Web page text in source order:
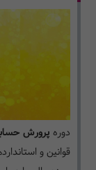
دوره پرورش
قوانین و